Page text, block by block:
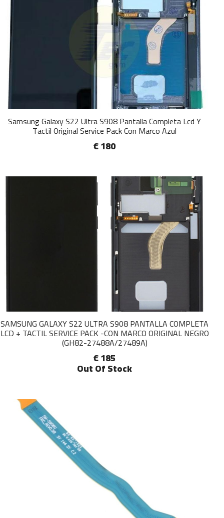
Samsung Galaxy S22 Ultra S908 Pantalla Completa Lcd Y
Tactil Original Service Pack Con Marco Azul
€ 180
SAMSUNG GALAXY S22 ULTRA S908 PANTALLA COMPLETA
LCD + TACTIL SERVICE PACK -CON MARCO ORIGINAL NEGRO
(GH82-27488A/27489A)
€ 185
Out Of Stock